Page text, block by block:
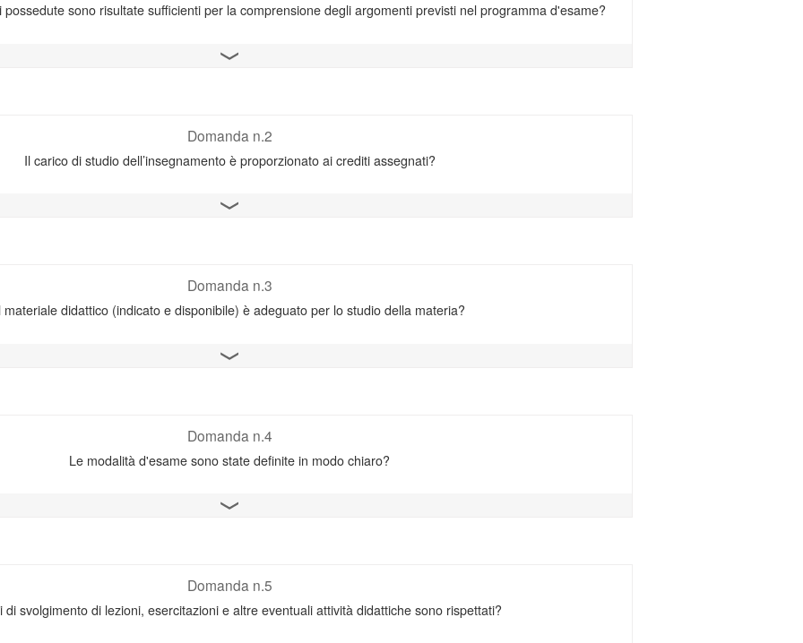
sono risultate sufficienti per la comprensione degli argomenti previsti nel programma d'esame?
Apri il grafico
Domanda n.2
Il carico di studio dell’insegnamento è proporzionato ai crediti assegnati?
Apri il grafico
Domanda n.3
materiale didattico (indicato e disponibile) è adeguato per lo studio della materia?
Apri il grafico
Domanda n.4
Le modalità d'esame sono state definite in modo chiaro?
Apri il grafico
Domanda n.5
di svolgimento di lezioni, esercitazioni e altre eventuali attività didattiche sono rispettati?